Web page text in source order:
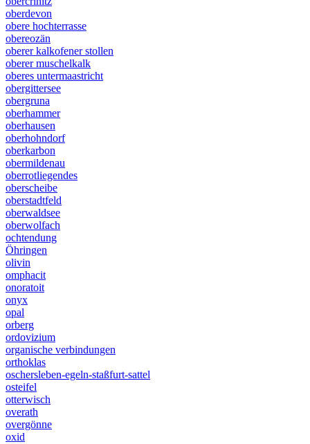
oberdevon
obere hochterrasse
obereozän
oberer kalkofener stollen
oberer muschelkalk
oberes untermaastricht
obergittersee
obergruna
oberhammer
oberhausen
oberhohndorf
oberkarbon
obermildenau
oberrotliegendes
oberscheibe
oberstadtfeld
oberwaldsee
oberwolfach
ochtendung
Öhringen
olivin
omphacit
onoratoit
onyx
opal
orberg
ordovizium
organische verbindungen
orthoklas
oschersleben-egeln-staßfurt-sattel
osteifel
otterwisch
overath
overgönne
oxid